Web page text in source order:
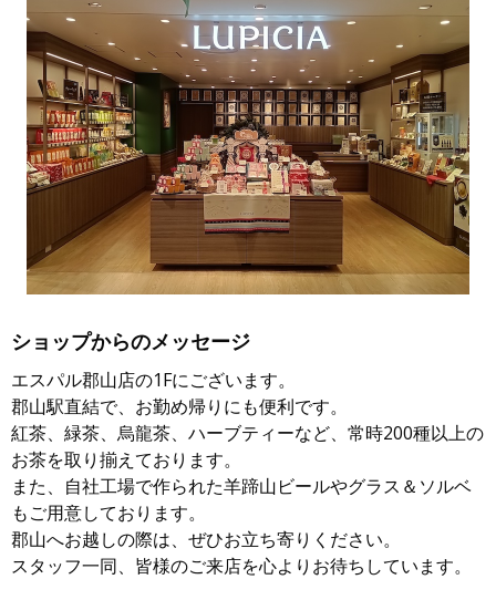
ショップからのメッセージ
エスパル郡山店の1Fにございます。
郡山駅直結で、お勤め帰りにも便利です。
紅茶、緑茶、烏龍茶、ハーブティーなど、常時200種以上の
お茶を取り揃えております。
また、自社工場で作られた羊蹄山ビールやグラス＆ソルベ
もご用意しております。
郡山へお越しの際は、ぜひお立ち寄りください。
スタッフ一同、皆様のご来店を心よりお待ちしています。